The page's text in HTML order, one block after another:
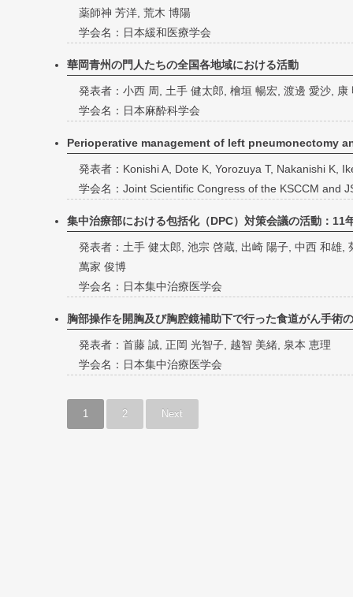
薬師神 芳洋, 荒木 博陽
学会名：日本緩和医療学会
華岡青州の門人たちの全国各地域における活動
発表者：小西 周, 土手 健太郎, 檜垣 暢宏, 渡邊 愛沙, 康
学会名：日本麻酔科学会
Perioperative management of left pneumonectomy
発表者：Konishi A, Dote K, Yorozuya T, Nakanishi K,
学会名：Joint Scientific Congress of the KSCCM and
集中治療部における包括化（DPC）対策会議の活動：11
発表者：土手 健太郎, 池宗 啓蔵, 出崎 陽子, 中西 和雄
萬家 俊博
学会名：日本集中治療医学会
胸部操作を開胸及び胸腔鏡補助下で行った食道がん手術
発表者：首藤 誠, 正岡 光智子, 越智 美緒, 泉本 恵理
学会名：日本集中治療医学会
1 2 Next